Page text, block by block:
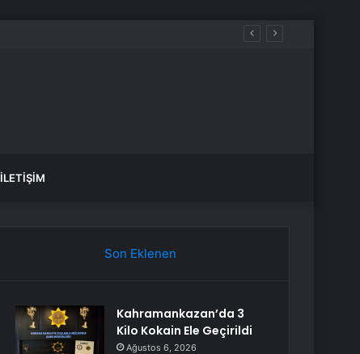
İLETIŞIM
Son Eklenen
Kahramankazan’da 3
Kilo Kokain Ele Geçirildi
Ağustos 6, 2026